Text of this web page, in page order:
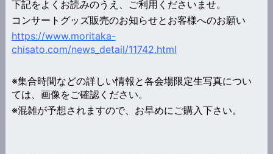
下記をよくお読みのうえ、ご利用くださいませ。
コンサートグッズ販売のお知らせとお客様へのお願い
https://www.moritaka-
chisato.com/news_detail/11742.html
※集合時間などの詳しい情報と各会場限定生写真につい
ては、画像をご確認ください。
※混雑が予想されますので、お早めにご購入下さい。